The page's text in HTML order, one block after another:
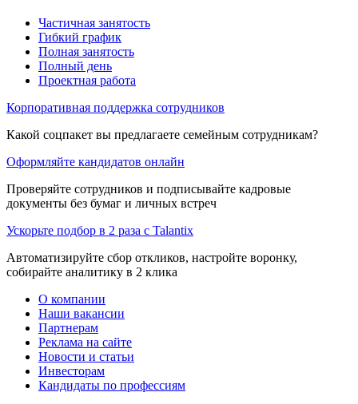
Частичная занятость
Гибкий график
Полная занятость
Полный день
Проектная работа
Корпоративная поддержка сотрудников
Какой соцпакет вы предлагаете семейным сотрудникам?
Оформляйте кандидатов онлайн
Проверяйте сотрудников и подписывайте кадровые
документы без бумаг и личных встреч
Ускорьте подбор в 2 раза с Talantix
Автоматизируйте сбор откликов, настройте воронку,
собирайте аналитику в 2 клика
О компании
Наши вакансии
Партнерам
Реклама на сайте
Новости и статьи
Инвесторам
Кандидаты по профессиям